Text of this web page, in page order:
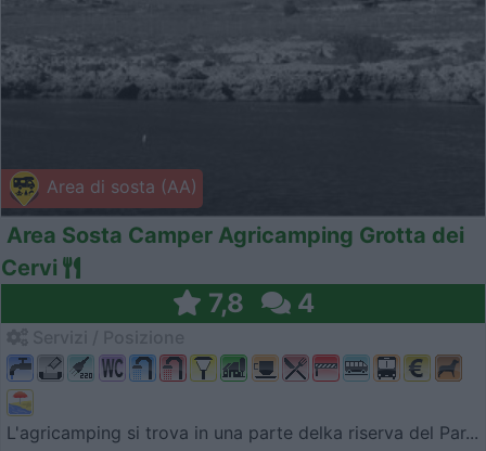
Area di sosta (AA)
Area Sosta Camper Agricamping Grotta dei
Cervi
7,8 4
L'agricamping si trova in una parte delka riserva del Par...